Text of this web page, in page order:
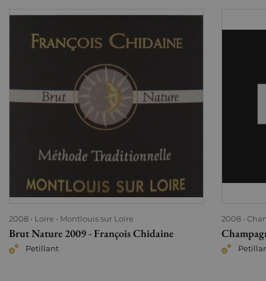
2008 Loire Montlouis sur Loire
Brut Nature 2009 - François Chidaine
Petillant
2008